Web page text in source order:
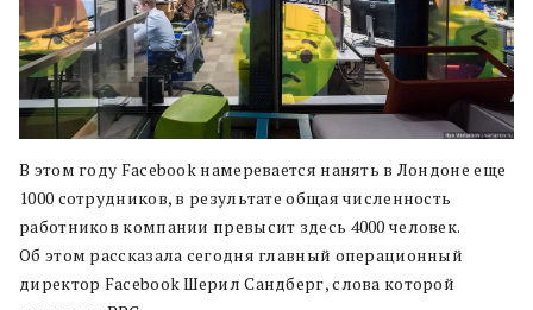
В этом году Facebook намеревается нанять в Лондоне еще
1000 сотрудников, в результате общая численность
работников компании превысит здесь 4000 человек.
Об этом рассказала сегодня главный операционный
директор Facebook Шерил Сандберг, слова которой